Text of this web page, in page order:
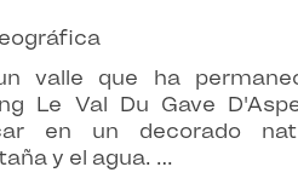
valle que ha
Le Val Du Gave
en un decorado
y el agua. …